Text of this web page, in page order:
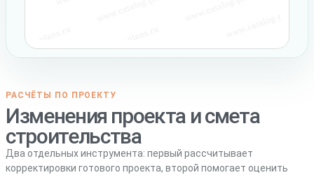
РАСЧЁТЫ ПО ПРОЕКТУ
Изменения проекта и смета
строительства
Два отдельных инструмента: первый рассчитывает
корректировки готового проекта, второй помогает оценить